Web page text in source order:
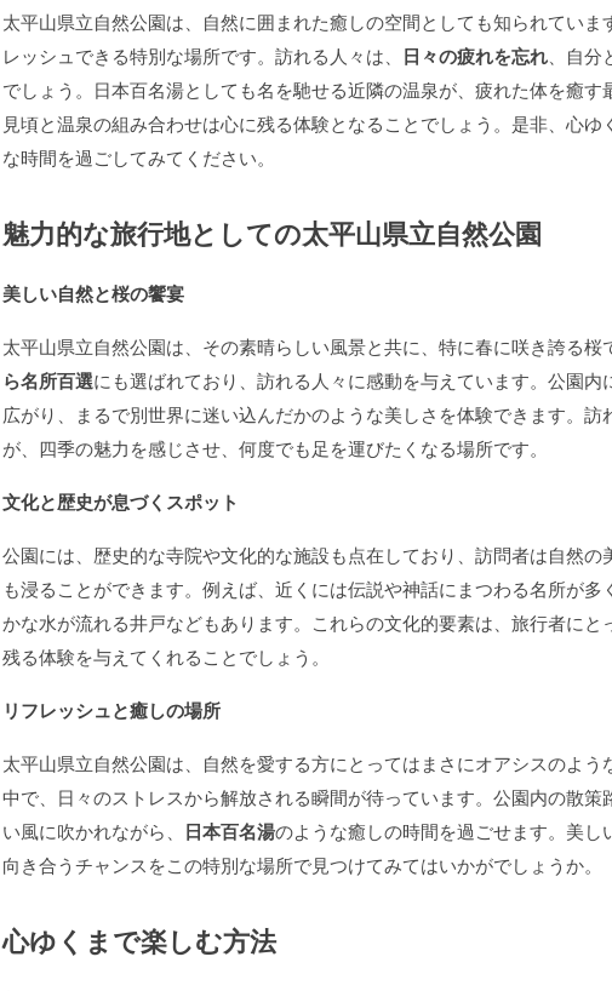
太平山県立自然公園は、自然に囲まれた癒しの空間としても知られてい
レッシュできる特別な場所です。訪れる人々は、
日々の疲れを忘れ、自分
でしょう。日本百名湯としても名を馳せる近隣の温泉が、疲れた体を癒
見頃と温泉の組み合わせは心に残る体験となることでしょう。是非、心
な時間を過ごしてみてください。
魅力的な旅行地としての太平山県立自然公園
美しい自然と桜の饗宴
太平山県立自然公園は、その素晴らしい風景と共に、特に春に咲き誇る桜
ら名所百選にも選ばれており、訪れる人々に感動を与えています。公園
広がり、まるで別世界に迷い込んだかのような美しさを体験できます。
が、四季の魅力を感じさせ、何度でも足を運びたくなる場所です。
文化と歴史が息づくスポット
公園には、歴史的な寺院や文化的な施設も点在しており、訪問者は自然の
も浸ることができます。例えば、近くには伝説や神話にまつわる名所が多
かな水が流れる井戸などもあります。これらの文化的要素は、旅行者にと
残る体験を与えてくれることでしょう。
リフレッシュと癒しの場所
太平山県立自然公園は、自然を愛する方にとってはまさにオアシスのよ
中で、日々のストレスから解放される瞬間が待っています。公園内の散策
い風に吹かれながら、
日本百名湯のような癒しの時間を過ごせます。美し
向き合うチャンスをこの特別な場所で見つけてみてはいかがでしょうか。
心ゆくまで楽しむ方法